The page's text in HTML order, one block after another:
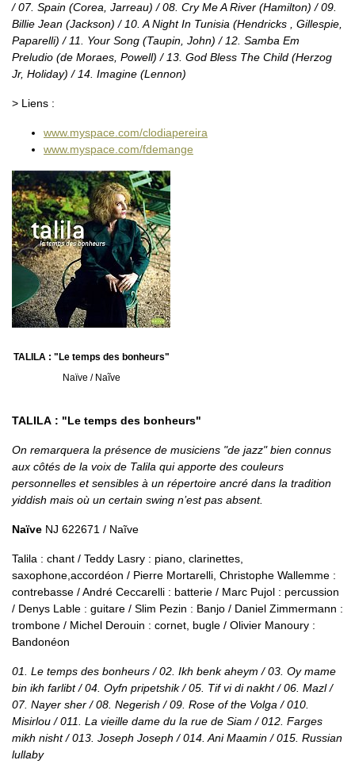
/ 07. Spain (Corea, Jarreau) / 08. Cry Me A River (Hamilton) / 09.
Billie Jean (Jackson) / 10. A Night In Tunisia (Hendricks , Gillespie,
Paparelli) / 11. Your Song (Taupin, John) / 12. Samba Em
Preludio (de Moraes, Powell) / 13. God Bless The Child (Herzog
Jr, Holiday) / 14. Imagine (Lennon)
> Liens :
www.myspace.com/clodiapereira
www.myspace.com/fdemange
TALILA : "Le temps des bonheurs"
Naïve / Naĩve
TALILA : "Le temps des bonheurs"
On remarquera la présence de musiciens "de jazz" bien connus
aux côtés de la voix de Talila qui apporte des couleurs
personnelles et sensibles à un répertoire ancré dans la tradition
yiddish mais où un certain swing n’est pas absent.
Naïve NJ 622671 / Naĩve
Talila : chant / Teddy Lasry : piano, clarinettes,
saxophone,accordéon / Pierre Mortarelli, Christophe Wallemme :
contrebasse / André Ceccarelli : batterie / Marc Pujol : percussion
/ Denys Lable : guitare / Slim Pezin : Banjo / Daniel Zimmermann :
trombone / Michel Derouin : cornet, bugle / Olivier Manoury :
Bandonéon
01. Le temps des bonheurs / 02. Ikh benk aheym / 03. Oy mame
bin ikh farlibt / 04. Oyfn pripetshik / 05. Tif vi di nakht / 06. Mazl /
07. Nayer sher / 08. Negerish / 09. Rose of the Volga / 010.
Misirlou / 011. La vieille dame du la rue de Siam / 012. Farges
mikh nisht / 013. Joseph Joseph / 014. Ani Maamin / 015. Russian
lullaby